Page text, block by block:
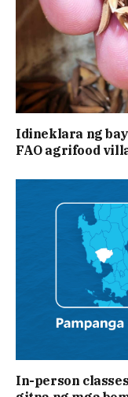
Idineklara ng
FAO agrifood
In-person